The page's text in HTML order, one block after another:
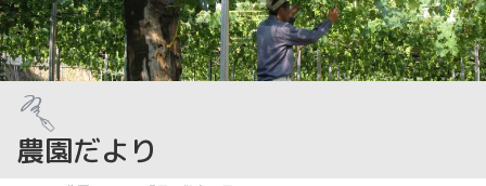
n
農園だより